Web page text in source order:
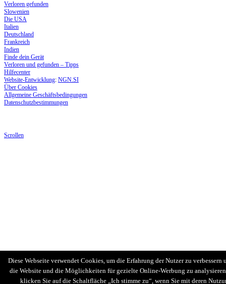
Verloren gefunden
Slowenien
Die USA
Italien
Deutschland
Frankreich
Indien
Finde dein Gerät
Verloren und gefunden – Tipps
Hilfecenter
Website-Entwicklung: NGN.SI
Über Cookies
Allgemeine Geschäftsbedingungen
Datenschutzbestimmungen
Scrollen
Diese Webseite verwendet Cookies, um die Erfahrung der Nutzer zu verbessern
die Website und die Möglichkeiten für gezielte Online-Werbung zu
klicken Sie auf die Schaltfläche „Ich stimme zu“, wenn Sie mit deren